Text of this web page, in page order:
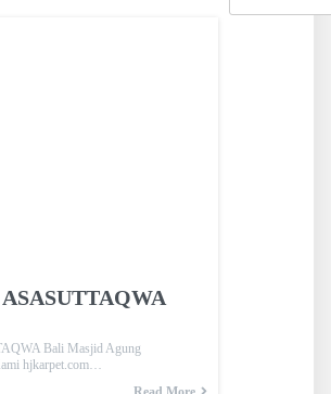
Bali Masjid Agung
hjkarpet.com…